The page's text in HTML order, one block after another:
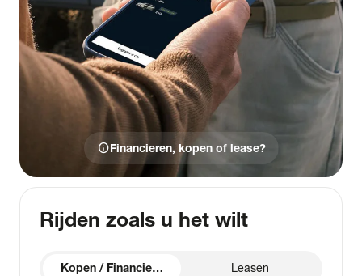
infoFinancieren, kopen of lease?
Rijden zoals u het wilt
Kopen / Financieren Leasen